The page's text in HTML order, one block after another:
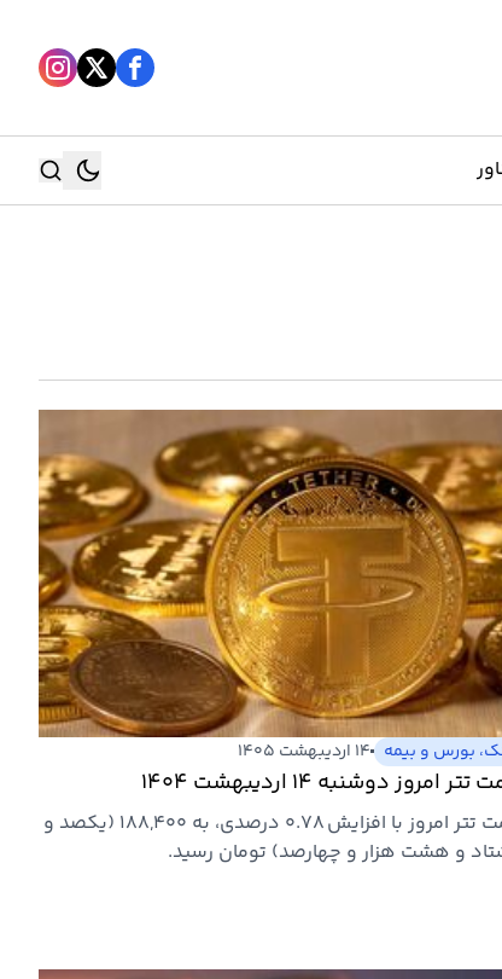
بورس و بیمه ۱۴ اردیبهشت ۱۴۰۵
امروز دوشنبه ۱۴ اردیبهشت ۱۴۰۴
قیمت تتر امروز با افزایش ۰.۷۸ درصدی، به ۱۸۸,۴۰۰ (یکصد و
و هشت هزار و چهارصد) تومان رسید.